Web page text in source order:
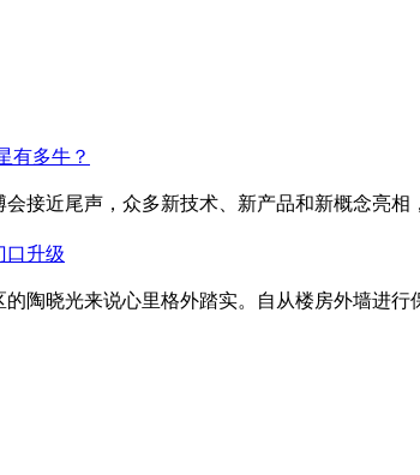
有多牛？
接近尾声，众多新技术、新产品和新概念亮
口升级
陶晓光来说心里格外踏实。自从楼房外墙进